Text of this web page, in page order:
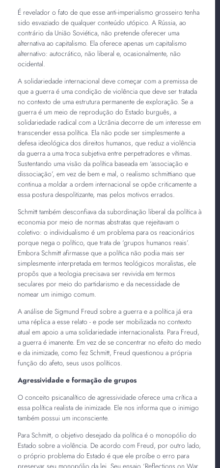
É revelador o fato de que esse anti-imperialismo grosseiro tenha
sido esvaziado de qualquer conteúdo utópico. A Rússia, ao
contrário da União Soviética, não pretende oferecer uma
alternativa ao capitalismo. Ela oferece apenas um capitalismo
alternativo: autocrático, não liberal e, ocasionalmente, não
ocidental.
A solidariedade internacional deve começar com a premissa de
que a guerra é uma condição de violência que deve ser tratada
no contexto de uma estrutura permanente de exploração. Se a
guerra é um meio de reprodução do Estado burguês, a
solidariedade radical com a Ucrânia decorre de um interesse em
transcender essa política. Ela não pode ser simplesmente a
defesa ideológica dos direitos humanos, que reduz a violência
da guerra a uma troca subjetiva entre perpetradores e vítimas.
Sustentando uma visão da política baseada em ‘associação e
dissociação’, em vez de bem e mal, o realismo schmittiano que
continua a moldar a ordem internacional se opõe criticamente a
essa postura despolitizante, mas pelos motivos errados.
Schmitt também desconfiava da subordinação liberal da política à
economia por meio de normas abstratas que rejeitavam o
coletivo: o individualismo é um problema para os reacionários
porque nega o político, que trata de ‘grupos humanos reais’.
Embora Schmitt afirmasse que a política não podia mais ser
simplesmente interpretada em termos teológicos moralistas, ele
propôs que a teologia precisava ser revivida em termos
seculares por meio do partidarismo e da necessidade de
nomear um inimigo comum.
A análise de Sigmund Freud sobre a guerra e a política já era
uma réplica a esse relato - e pode ser mobilizada no contexto
atual em apoio a uma solidariedade internacionalista. Para Freud,
a guerra é imanente. Em vez de se concentrar no efeito do medo
e da inimizade, como fez Schmitt, Freud questionou a própria
função do afeto, seus usos políticos.
Agressividade e formação de grupos
O conceito psicanalítico de agressividade oferece uma crítica a
essa política realista de inimizade. Ele nos informa que o inimigo
também possui um inconsciente.
Para Schmitt, o objetivo desejado da política é o monopólio do
Estado sobre a violência. De acordo com Freud, por outro lado,
o próprio problema do Estado é que ele proíbe o erro para
preservar seu monopólio da lei. Seu ensaio ‘Reflections on War